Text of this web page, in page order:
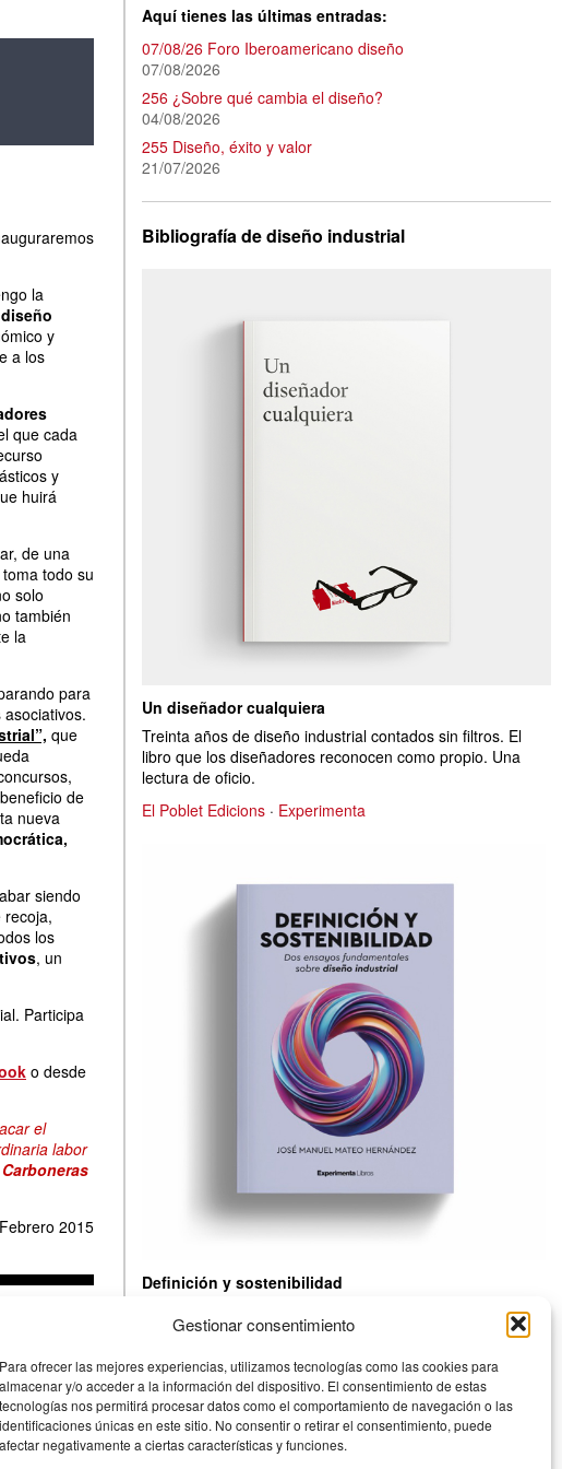
Gestionar consentimiento
Para ofrecer las mejores experiencias, utilizamos tecnologías como las cookies para
almacenar y/o acceder a la información del dispositivo. El consentimiento de estas
tecnologías nos permitirá procesar datos como el comportamiento de navegación o las
identificaciones únicas en este sitio. No consentir o retirar el consentimiento, puede
afectar negativamente a ciertas características y funciones.
la
y
a los
que cada
y
huirá
de una
toma todo su
solo
también
la
para
que
de
nueva
siendo
recoja,
los
, un
Participa
o desde
el
labor
Febrero 2015
Aquí tienes las últimas entradas:
07/08/26 Foro Iberoamericano diseño
07/08/2026
256 ¿Sobre qué cambia el diseño?
04/08/2026
255 Diseño, éxito y valor
21/07/2026
Bibliografía de diseño industrial
Un diseñador cualquiera
Treinta años de diseño industrial contados sin filtros. El
libro que los diseñadores reconocen como propio. Una
lectura de oficio.
El Poblet Edicions · Experimenta
Definición y sostenibilidad
Una reflexión comprometida sobre los pilares esenciales
del diseño industrial contemporáneo: la necesidad de una
e inherente al acto de diseñar.
Experimenta